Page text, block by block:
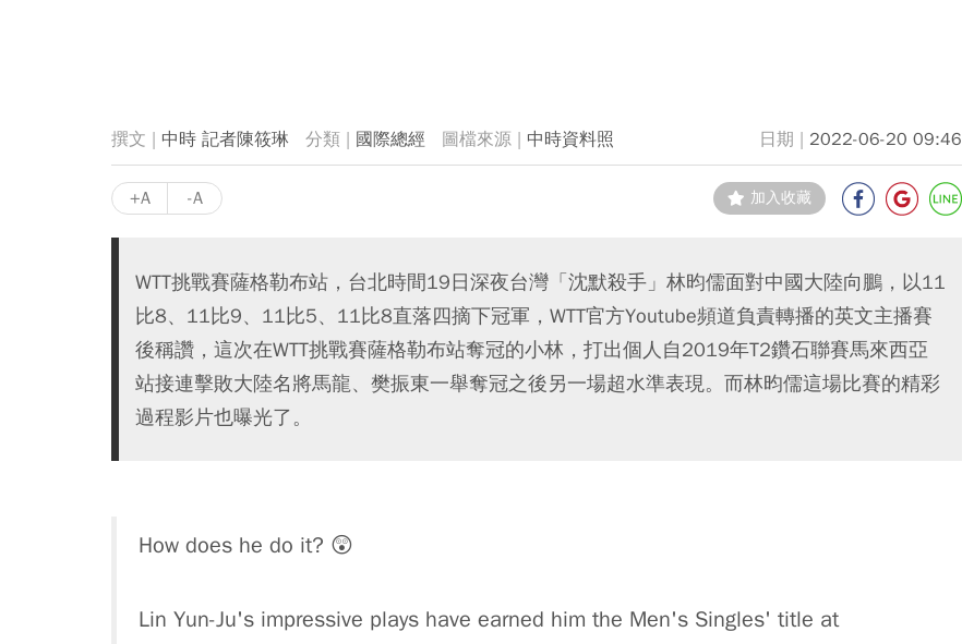
中時 記者陳筱琳 國際總經 中時資料照 2022-06-20 09:46
+A -A 加入收藏
WTT挑戰賽薩格勒布站，台北時間19日深夜台灣「沈默殺手」林昀儒面對中國大陸向鵬，以11
比8、11比9、11比5、11比8直落四摘下冠軍，WTT官方Youtube頻道負責轉播的英文主播賽
後稱讚，這次在WTT挑戰賽薩格勒布站奪冠的小林，打出個人自2019年T2鑽石聯賽馬來西亞
站接連擊敗大陸名將馬龍、樊振東一舉奪冠之後另一場超水準表現。而林昀儒這場比賽的精彩
過程影片也曝光了。
How does he do it? 😲
Lin Yun-Ju's impressive plays have earned him the Men's Singles' title at